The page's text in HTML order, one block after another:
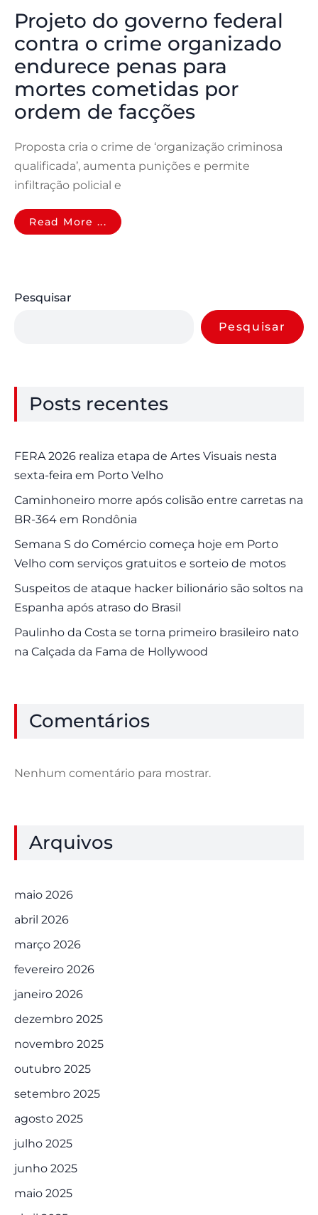
Projeto do governo federal
contra o crime organizado
endurece penas para
mortes cometidas por
ordem de facções
Proposta cria o crime de ‘organização criminosa
qualificada’, aumenta punições e permite
infiltração policial e
Read More ...
Pesquisar
Pesquisar
Posts recentes
FERA 2026 realiza etapa de Artes Visuais nesta
sexta-feira em Porto Velho
Caminhoneiro morre após colisão entre carretas na
BR-364 em Rondônia
Semana S do Comércio começa hoje em Porto
Velho com serviços gratuitos e sorteio de motos
Suspeitos de ataque hacker bilionário são soltos na
Espanha após atraso do Brasil
Paulinho da Costa se torna primeiro brasileiro nato
na Calçada da Fama de Hollywood
Comentários
Nenhum comentário para mostrar.
Arquivos
maio 2026
abril 2026
março 2026
fevereiro 2026
janeiro 2026
dezembro 2025
novembro 2025
outubro 2025
setembro 2025
agosto 2025
julho 2025
junho 2025
maio 2025